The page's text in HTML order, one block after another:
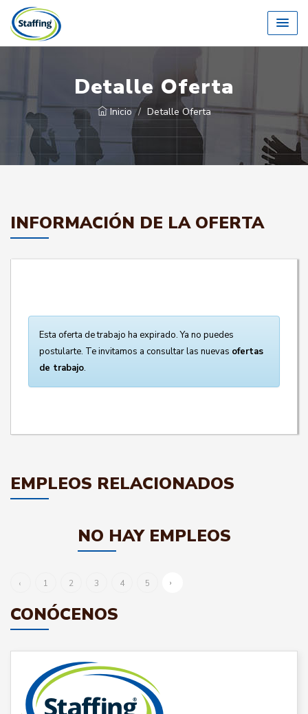
Detalle Oferta
Inicio Detalle Oferta
INFORMACIÓN DE LA OFERTA
Esta oferta de trabajo ha expirado. Ya no puedes
postularte. Te invitamos a consultar las nuevas ofertas
de trabajo.
EMPLEOS RELACIONADOS
NO HAY EMPLEOS
‹ 1 2 3 4 5 ›
CONÓCENOS